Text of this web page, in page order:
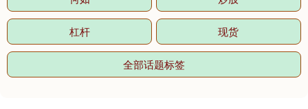
杠杆 现货
全部话题标签